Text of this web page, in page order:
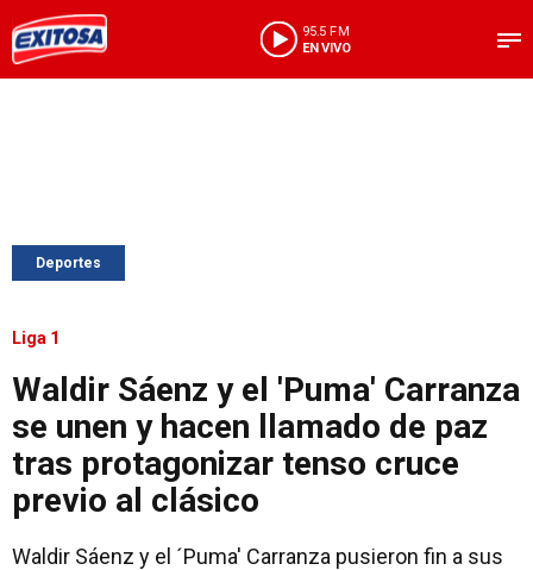
95.5 FM
EN VIVO
Deportes
Liga 1
Waldir Sáenz y el 'Puma' Carranza
se unen y hacen llamado de paz
tras protagonizar tenso cruce
previo al clásico
Waldir Sáenz y el ´Puma' Carranza pusieron fin a sus